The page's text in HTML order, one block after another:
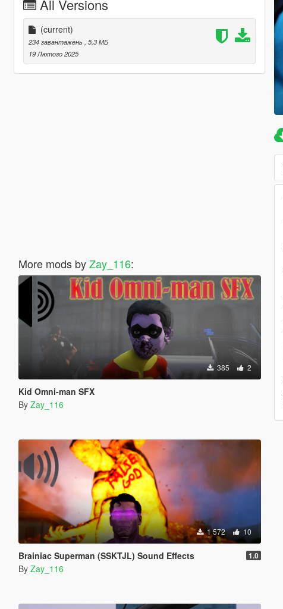
All Versions
(current)
234 завантажень
, 5,3 МБ
19 Лютого 2025
More mods byZay_116:
385 2
Kid Omni-man SFX
By Zay_116
1 572 10
Brainiac Superman (SSKTJL) Sound Effects 1.0
By Zay_116